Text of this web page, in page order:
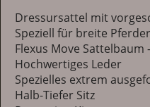
Dressursattel mit
Speziell für breite
Flexus Move Sattelbaum
Hochwertiges Leder
Spezielles extrem
Halb-Tiefer Sitz